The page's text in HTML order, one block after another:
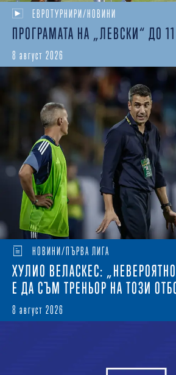
ЕВРОТУРНИРИ/НОВИНИ
ПРОГРАМАТА НА „ЛЕВСКИ“ ДО
8 август 2026
НОВИНИ/ПЪРВА ЛИГА
ХУЛИО ВЕЛАСКЕС:
Е ДА СЪМ ТРЕНЬОР НА ТОЗИ
8 август 2026